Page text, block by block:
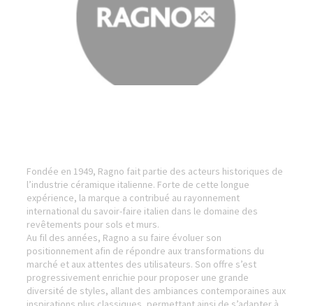
Fondée en 1949, Ragno fait partie des acteurs historiques de
l’industrie céramique italienne. Forte de cette longue
expérience, la marque a contribué au rayonnement
international du savoir-faire italien dans le domaine des
revêtements pour sols et murs.
Au fil des années, Ragno a su faire évoluer son
positionnement afin de répondre aux transformations du
marché et aux attentes des utilisateurs. Son offre s’est
progressivement enrichie pour proposer une grande
diversité de styles, allant des ambiances contemporaines aux